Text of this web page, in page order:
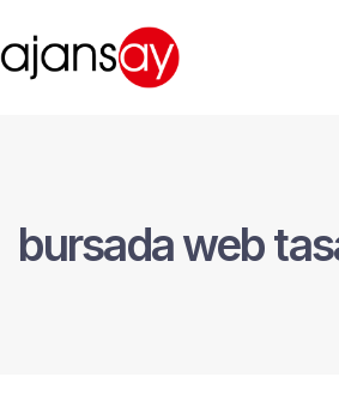
bursada web